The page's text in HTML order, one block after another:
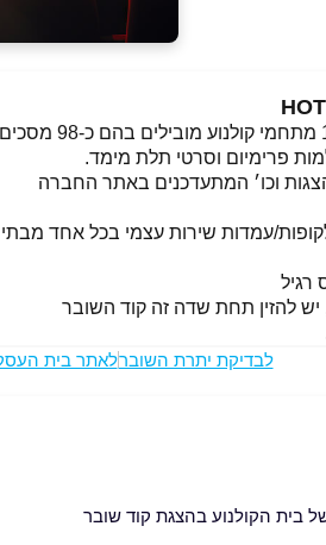
פרימיום וסרטי תלת מימד.
וכו׳ המתעדכנים באתר החברה
עמדות שירות עצמי בכל אחד
רגיל
להזין תחת שדה זה קוד השובר
לבדיקת יתרת השוברלאתר בית
בית הקולנוע בהצגת קוד שובר